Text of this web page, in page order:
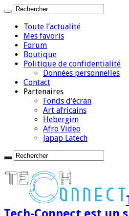
Toute l’actualité
Mes favoris
Forum
Boutique
Politique de confidentialité
Données personnelles
Contact
Partenaires
Fonds d’écran
Art africains
Hebergim
Afro Video
Japap Latech